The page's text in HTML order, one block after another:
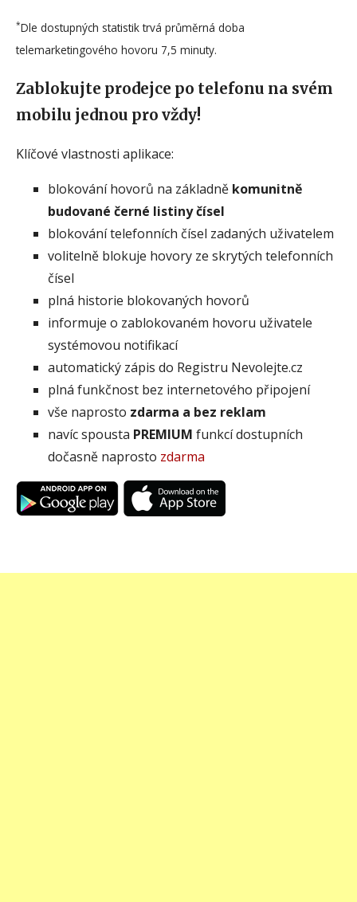
*Dle dostupných statistik trvá průměrná doba
telemarketingového hovoru 7,5 minuty.
Zablokujte prodejce po telefonu na svém
mobilu jednou pro vždy!
Klíčové vlastnosti aplikace:
blokování hovorů na základně komunitně
budované černé listiny čísel
blokování telefonních čísel zadaných uživatelem
volitelně blokuje hovory ze skrytých telefonních
čísel
plná historie blokovaných hovorů
informuje o zablokovaném hovoru uživatele
systémovou notifikací
automatický zápis do Registru Nevolejte.cz
plná funkčnost bez internetového připojení
vše naprosto zdarma a bez reklam
navíc spousta PREMIUM funkcí dostupních
dočasně naprosto zdarma